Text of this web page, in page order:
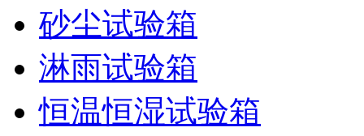
砂尘试验箱
淋雨试验箱
恒温恒湿试验箱